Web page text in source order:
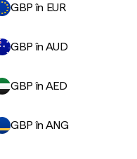
GBP în EUR
GBP în AUD
GBP în AED
GBP în ANG